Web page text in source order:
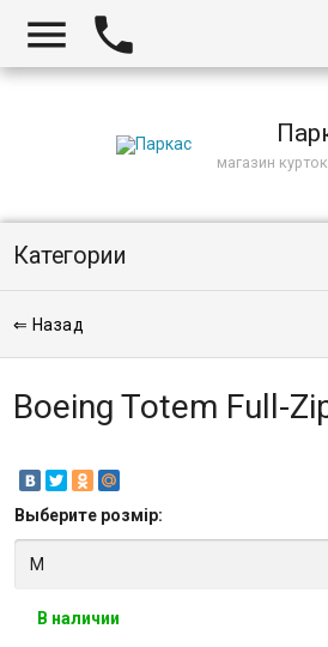
 
магазин
Категории
⇐ Назад
Boeing Totem Full-
Выберите розмір:
В наличии